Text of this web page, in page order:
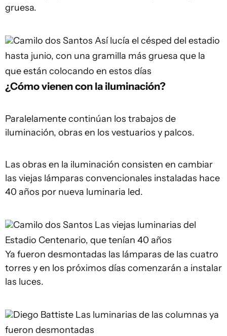
gruesa.
Camilo dos Santos Así lucía el césped del estadio
hasta junio, con una gramilla más gruesa que la
que están colocando en estos días
¿Cómo vienen con la iluminación?
Paralelamente continúan los trabajos de
iluminación, obras en los vestuarios y palcos.
Las obras en la iluminación consisten en cambiar
las viejas lámparas convencionales instaladas hace
40 años por nueva luminaria led.
Camilo dos Santos Las viejas luminarias del
Estadio Centenario, que tenían 40 años
Ya fueron desmontadas las lámparas de las cuatro
torres y en los próximos días comenzarán a instalar
las luces.
Diego Battiste Las luminarias de las columnas ya
fueron desmontadas